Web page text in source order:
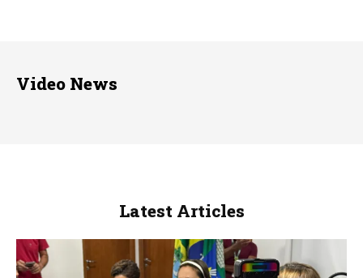
Video News
Latest Articles